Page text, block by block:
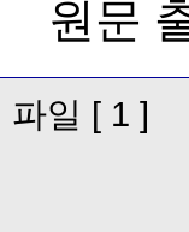
원문
파일 [ 1 ]